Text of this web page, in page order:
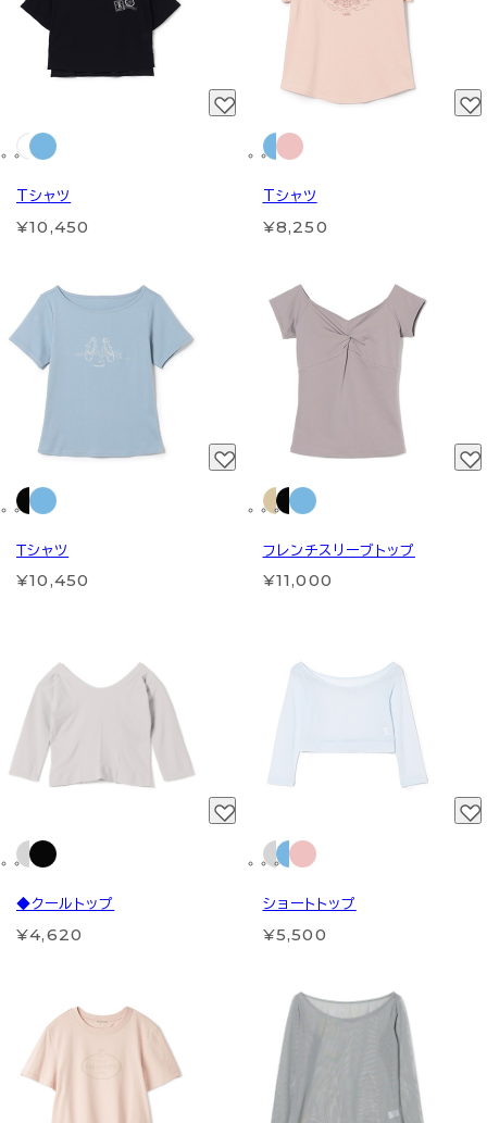
Tシャツ
¥10,450
Tシャツ
¥8,250
Ｔシャツ
¥10,450
フレンチスリーブトップ
¥11,000
◆クールトップ
¥4,620
ショートトップ
¥5,500